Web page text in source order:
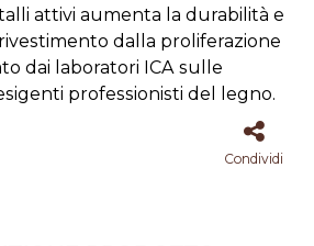
attivi aumenta la durabilità e
dalla proliferazione
dai laboratori ICA sulle
professionisti del legno.
Condividi